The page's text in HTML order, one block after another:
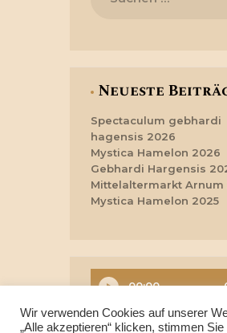
nach:
Neueste
Spectaculum gebhardi
hagensis 2026
Mystica Hamelon 2026
Gebhardi Hargensis
Mittelaltermarkt Arnum
Mystica Hamelon 2025
Audio-
00:00
Wir verwenden Cookies auf unserer
„Alle akzeptieren“ klicken, stimmen